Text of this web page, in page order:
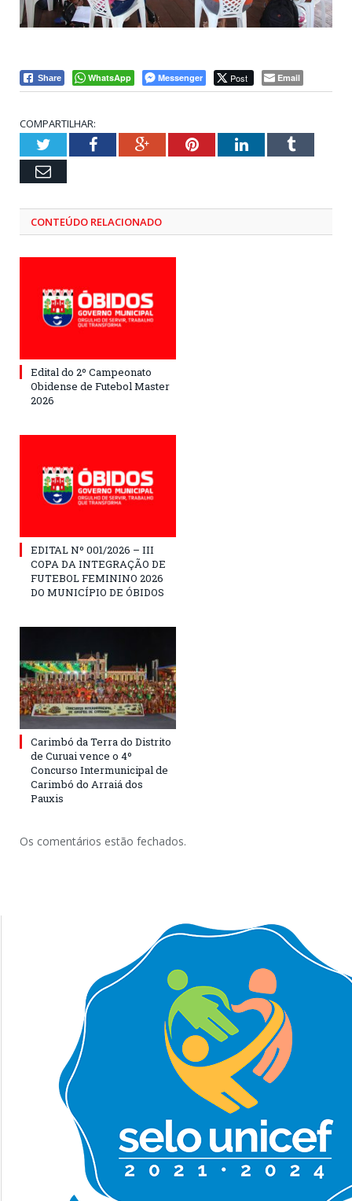
Share WhatsApp Messenger Post Email
COMPARTILHAR:
TwitterFacebookGoogle+PinterestLinkedInTumblr
Email
CONTEÚDO RELACIONADO
Edital do 2º Campeonato
Obidense de Futebol Master
2026
EDITAL Nº 001/2026 – III
COPA DA INTEGRAÇÃO DE
FUTEBOL FEMININO 2026
DO MUNICÍPIO DE ÓBIDOS
Carimbó da Terra do Distrito
de Curuai vence o 4º
Concurso Intermunicipal de
Carimbó do Arraiá dos
Pauxis
Os comentários estão fechados.